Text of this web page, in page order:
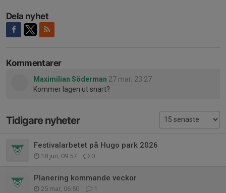
Dela nyhet
Kommentarer
Maximilian Söderman 27 mar, 23:27
Kommer lagen ut snart?
Tidigare nyheter
Festivalarbetet på Hugo park 2026
18 jun, 09:57 0
Planering kommande veckor
25 mar, 06:50 1